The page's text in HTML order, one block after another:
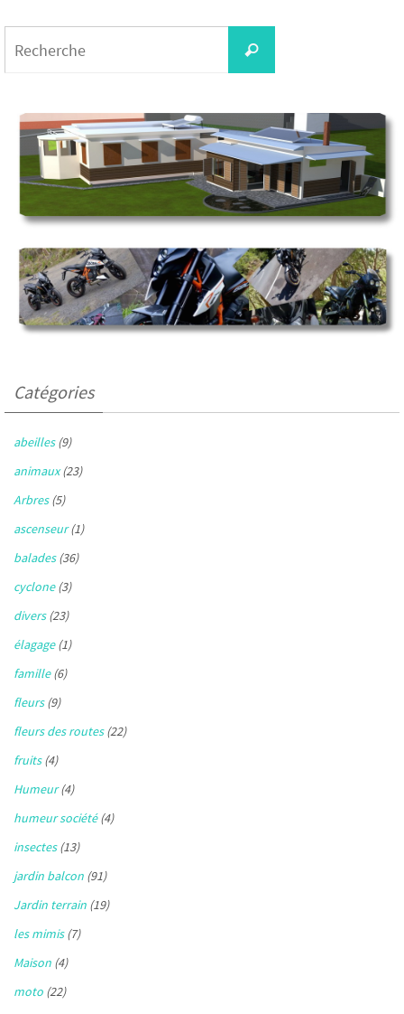
Recherche
Catégories
abeilles(9)
animaux(23)
Arbres(5)
ascenseur(1)
balades(36)
cyclone(3)
divers(23)
élagage(1)
famille(6)
fleurs(9)
fleurs des routes(22)
fruits(4)
Humeur(4)
humeur société(4)
insectes(13)
jardin balcon (91)
Jardin terrain (19)
les mimis(7)
Maison (4)
moto (22)